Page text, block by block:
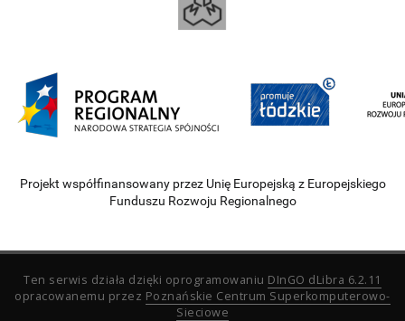
Projekt współfinansowany przez Unię Europejską z Europejskiego
Funduszu Rozwoju Regionalnego
Ten serwis działa dzięki oprogramowaniu DInGO dLibra 6.2.11
opracowanemu przez Poznańskie Centrum Superkomputerowo-
Sieciowe